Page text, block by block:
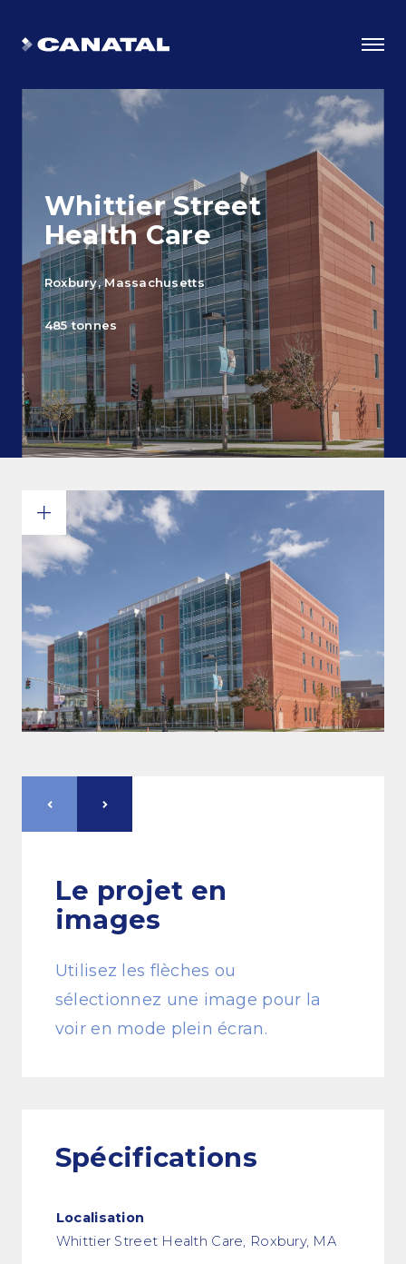
Choisir Canatal
Les avantages de l’ingéniosité
Certifications
Engagement et valeurs
Survol des services
Ingénierie
Dessin et modélisation 3D
Fabrication
Gestion de projets
Whittier Street
Health Care
Roxbury, Massachusetts
485 tonnes
Le projet en
images
Utilisez les flèches ou
sélectionnez une image pour la
voir en mode plein écran.
Spécifications
Localisation
Whittier Street Health Care, Roxbury, MA